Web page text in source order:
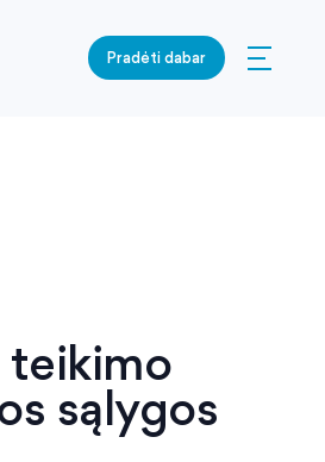
Pradėti dabar
teikimo
sąlygos